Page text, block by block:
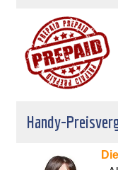
Handy-